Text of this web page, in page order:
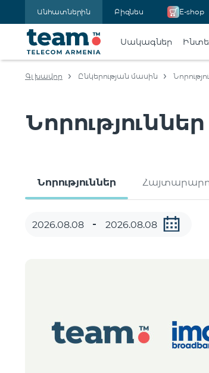
Անհատներին Բիզնես E-shop
Սակագներ
Գլխավոր Ընկերության մասին
Նորություններ
Նորություններ